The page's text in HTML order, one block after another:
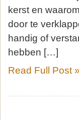
kerst en
door te
handig of
hebben […]
Read Full Post »